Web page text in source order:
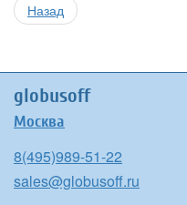
Назад
globusoff
Москва
8(495)989-51-22
sales@globusoff.ru